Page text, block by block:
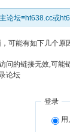
论坛≡ht638.cc或
可能有如下几个原
问的链接无效,可能
论坛
登录
用